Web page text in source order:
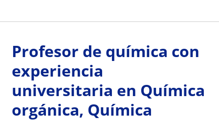
Profesor de química con
experiencia
universitaria en Química
orgánica, Química